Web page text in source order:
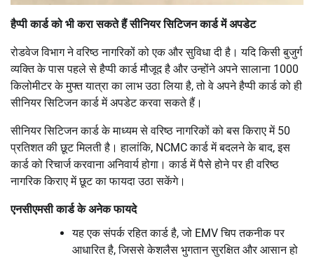
हैप्पी कार्ड को भी करा सकते हैं सीनियर सिटिजन कार्ड में अपडेट
रोडवेज विभाग ने वरिष्ठ नागरिकों को एक और सुविधा दी है। यदि किसी बुजुर्ग
व्यक्ति के पास पहले से हैप्पी कार्ड मौजूद है और उन्होंने अपने सालाना 1000
किलोमीटर के मुफ्त यात्रा का लाभ उठा लिया है, तो वे अपने हैप्पी कार्ड को ही
सीनियर सिटिजन कार्ड में अपडेट करवा सकते हैं।
सीनियर सिटिजन कार्ड के माध्यम से वरिष्ठ नागरिकों को बस किराए में 50
प्रतिशत की छूट मिलती है। हालांकि, NCMC कार्ड में बदलने के बाद, इस
कार्ड को रिचार्ज करवाना अनिवार्य होगा। कार्ड में पैसे होने पर ही वरिष्ठ
नागरिक किराए में छूट का फायदा उठा सकेंगे।
एनसीएमसी कार्ड के अनेक फायदे
यह एक संपर्क रहित कार्ड है, जो EMV चिप तकनीक पर
आधारित है, जिससे केशलैस भुगतान सुरक्षित और आसान हो